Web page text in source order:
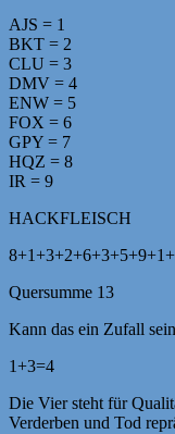
AJS = 1
BKT = 2
CLU = 3
DMV = 4
ENW = 5
FOX = 6
GPY = 7
HQZ = 8
IR = 9
HACKFLEISCH
Quersumme 13
Kann das ein Zufall
1+3=4
Die Vier steht für
Verderben und Tod